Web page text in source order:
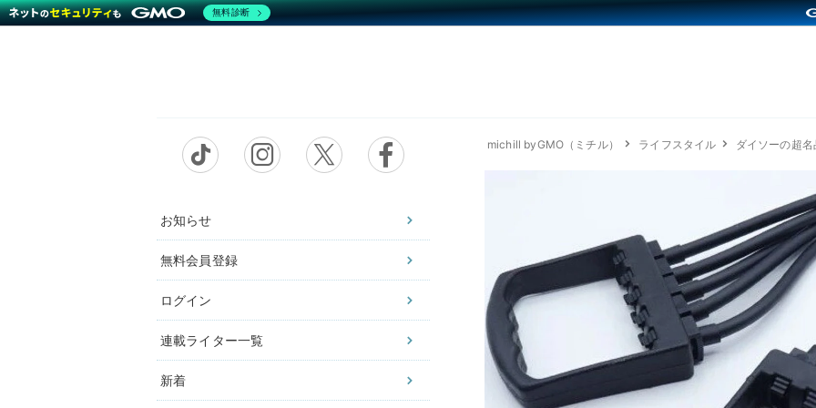
お知らせ
無料会員登録
ログイン
連載ライター一覧
新着
michill byGMO（ミチル） ライフスタイル ダイソーの超
無料診断